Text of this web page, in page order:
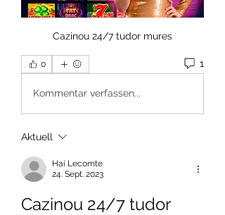
Cazinou 24/7 tudor mures
0 1
Kommentar verfassen...
Aktuell
Hai Lecomte
24. Sept. 2023
Cazinou 24/7 tudor